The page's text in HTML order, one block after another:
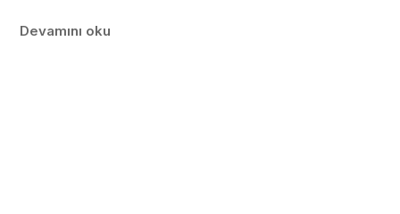
Devamını oku